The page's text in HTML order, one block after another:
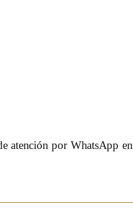
atención por WhatsApp